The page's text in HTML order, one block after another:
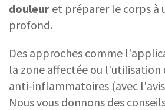
douleur et préparer le corps à
profond.
Des approches comme
la zone affectée ou l'utilisation
anti-inflammatoires (avec
Nous vous donnons des